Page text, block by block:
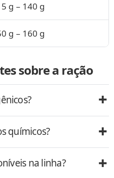
g – 140 g
g – 160 g
sobre a ração
químicos?
na linha?